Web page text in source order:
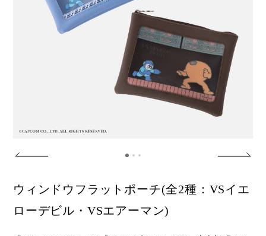
ウィンドウフラットポーチ(全2種：VSイエ
ローデビル・VSエアーマン)